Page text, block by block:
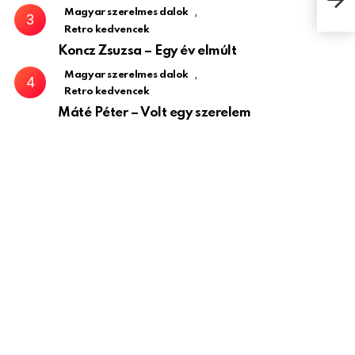
Magyar szerelmes dalok ,
Retro kedvencek
Koncz Zsuzsa – Egy év elmúlt
Magyar szerelmes dalok ,
Retro kedvencek
Máté Péter – Volt egy szerelem